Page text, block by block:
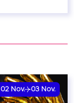
02 Nov. 03 Nov.